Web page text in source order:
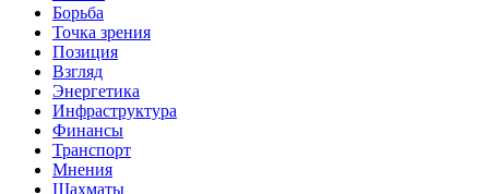
Борьба
Точка зрения
Позиция
Взгляд
Энергетика
Инфраструктура
Финансы
Транспорт
Мнения
Шахматы